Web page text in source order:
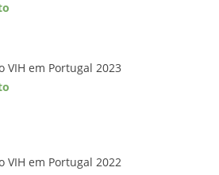
VIH em Portugal 2023
VIH em Portugal 2022